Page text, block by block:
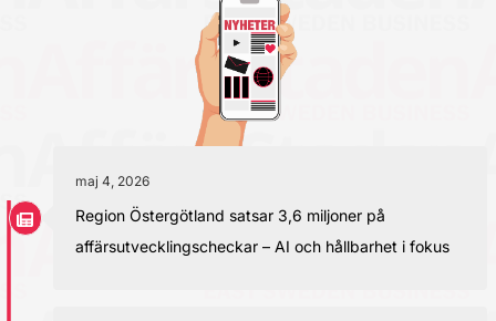
maj 4, 2026
Region Östergötland satsar 3,6 miljoner på
affärsutvecklingscheckar – AI och hållbarhet i fokus